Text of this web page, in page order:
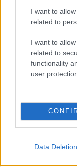
I want to
related to
I want to
related to
functionality
user
Data Deletion
4
και
κατηγορία